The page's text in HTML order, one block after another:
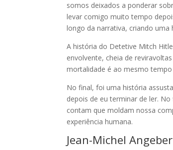
somos deixados a ponderar
levar comigo muito tempo
longo da narrativa, criando uma
A história do Detetive Mitch
envolvente, cheia de
mortalidade é ao mesmo
No final, foi uma história
depois de eu terminar de ler.
contam que moldam nossa
experiência humana.
Jean-Michel